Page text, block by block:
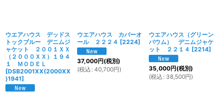
ウエアハウス デッドス
トックブルー デニムジ
ャケット ２００１ＸＸ
（２０００ＸＸ）１９４
１ ＭＯＤＥＬ
[DSB2001XX(2000XX
)1941]
ウエアハウス カバーオ
ール ２２２４ [2224]
37,000円(税別)
(税込 : 40,700円)
ウエアハウス（グリーン
バウム） デニムジャケ
ット ２２１４ [2214]
35,000円(税別)
(税込 : 38,500円)